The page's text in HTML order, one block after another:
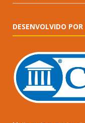
DESENVOLVIDO POR